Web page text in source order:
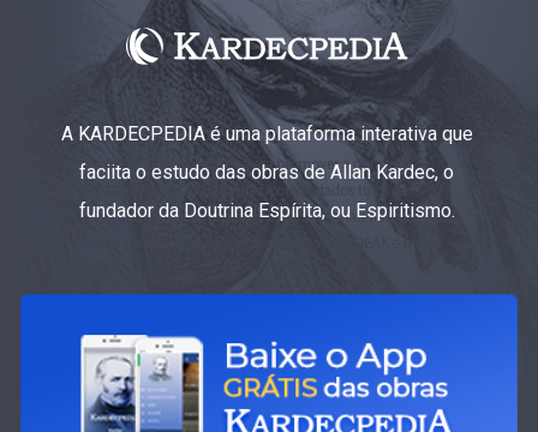
A KARDECPEDIA é uma plataforma interativa que
faciita o estudo das obras de Allan Kardec, o
fundador da Doutrina Espírita, ou Espiritismo.